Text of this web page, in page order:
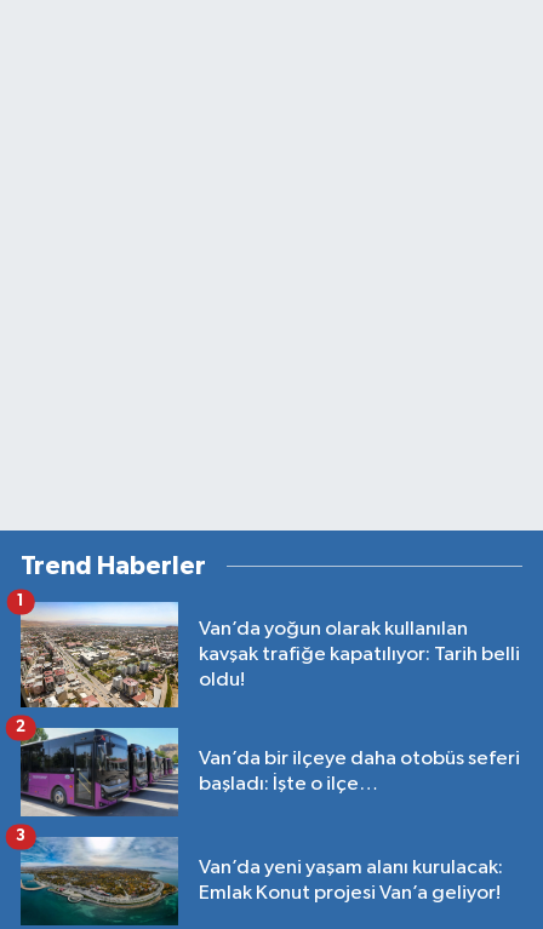
Trend Haberler
Van’da yoğun olarak kullanılan
kavşak trafiğe kapatılıyor: Tarih belli
oldu!
1
Van’da bir ilçeye daha otobüs seferi
başladı: İşte o ilçe…
2
Van’da yeni yaşam alanı kurulacak:
Emlak Konut projesi Van’a geliyor!
3